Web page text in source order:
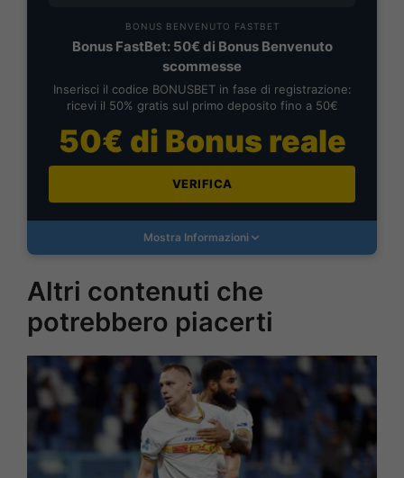
BONUS BENVENUTO FASTBET
Bonus FastBet: 50€ di Bonus Benvenuto
scommesse
Inserisci il codice BONUSBET in fase di registrazione:
ricevi il 50% gratis sul primo deposito fino a 50€
50€ di Bonus reale
VERIFICA
Mostra Informazioni
Altri contenuti che
potrebbero piacerti